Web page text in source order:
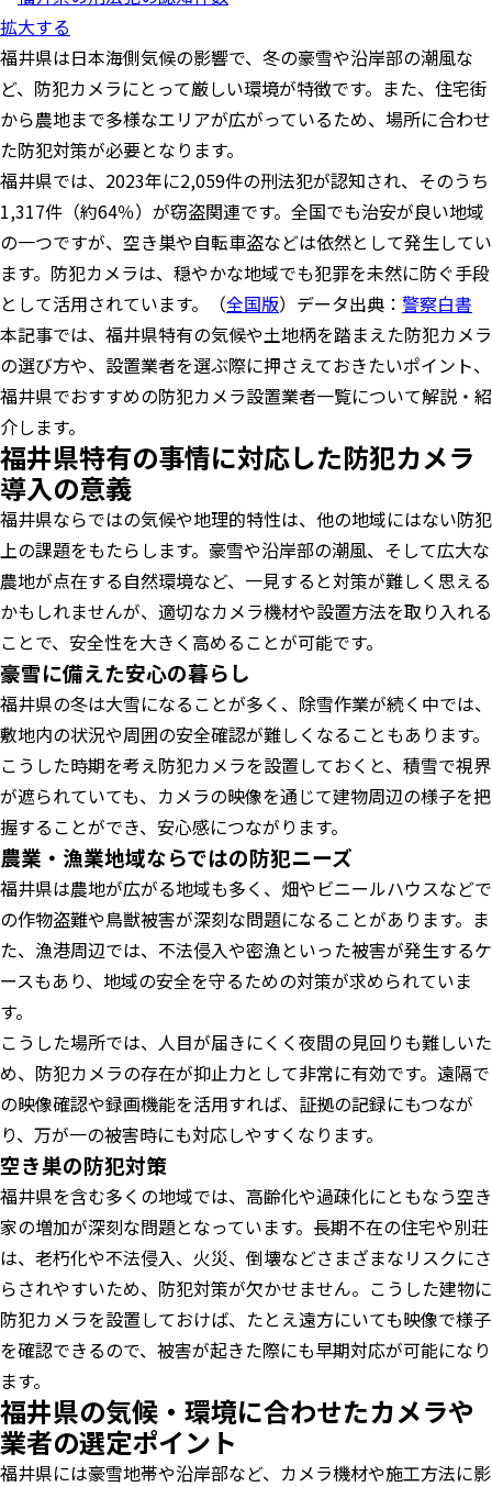
拡大する
福井県は日本海側気候の影響で、冬の豪雪や沿岸部の潮風な
ど、防犯カメラにとって厳しい環境が特徴です。また、住宅街
から農地まで多様なエリアが広がっているため、場所に合わせ
た防犯対策が必要となります。
福井県では、2023年に2,059件の刑法犯が認知され、そのうち
1,317件（約64％）が窃盗関連です。全国でも治安が良い地域
の一つですが、空き巣や自転車盗などは依然として発生してい
ます。防犯カメラは、穏やかな地域でも犯罪を未然に防ぐ手段
として活用されています。（全国版）データ出典： 警察白書
本記事では、福井県特有の気候や土地柄を踏まえた防犯カメラ
の選び方や、設置業者を選ぶ際に押さえておきたいポイント、
福井県でおすすめの防犯カメラ設置業者一覧について解説・紹
介します。
福井県特有の事情に対応した防犯カメラ
導入の意義
福井県ならではの気候や地理的特性は、他の地域にはない防犯
上の課題をもたらします。豪雪や沿岸部の潮風、そして広大な
農地が点在する自然環境など、一見すると対策が難しく思える
かもしれませんが、適切なカメラ機材や設置方法を取り入れる
ことで、安全性を大きく高めることが可能です。
豪雪に備えた安心の暮らし
福井県の冬は大雪になることが多く、除雪作業が続く中では、
敷地内の状況や周囲の安全確認が難しくなることもあります。
こうした時期を考え防犯カメラを設置しておくと、積雪で視界
が遮られていても、カメラの映像を通じて建物周辺の様子を把
握することができ、安心感につながります。
農業・漁業地域ならではの防犯ニーズ
福井県は農地が広がる地域も多く、畑やビニールハウスなどで
の作物盗難や鳥獣被害が深刻な問題になることがあります。ま
た、漁港周辺では、不法侵入や密漁といった被害が発生するケ
ースもあり、地域の安全を守るための対策が求められていま
す。
こうした場所では、人目が届きにくく夜間の見回りも難しいた
め、防犯カメラの存在が抑止力として非常に有効です。遠隔で
の映像確認や録画機能を活用すれば、証拠の記録にもつなが
り、万が一の被害時にも対応しやすくなります。
空き巣の防犯対策
福井県を含む多くの地域では、高齢化や過疎化にともなう空き
家の増加が深刻な問題となっています。長期不在の住宅や別荘
は、老朽化や不法侵入、火災、倒壊などさまざまなリスクにさ
らされやすいため、防犯対策が欠かせません。こうした建物に
防犯カメラを設置しておけば、たとえ遠方にいても映像で様子
を確認できるので、被害が起きた際にも早期対応が可能になり
ます。
福井県の気候・環境に合わせたカメラや
業者の選定ポイント
福井県には豪雪地帯や沿岸部など、カメラ機材や施工方法に影